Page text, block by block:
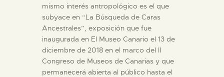
mismo interés antropológico es el que
subyace en “La Búsqueda de Caras
Ancestrales”, exposición que fue
inaugurada en El Museo Canario el 13 de
diciembre de 2018 en el marco del II
Congreso de Museos de Canarias y que
permanecerá abierta al público hasta el